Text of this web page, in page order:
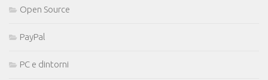
Open Source
PayPal
PC e dintorni